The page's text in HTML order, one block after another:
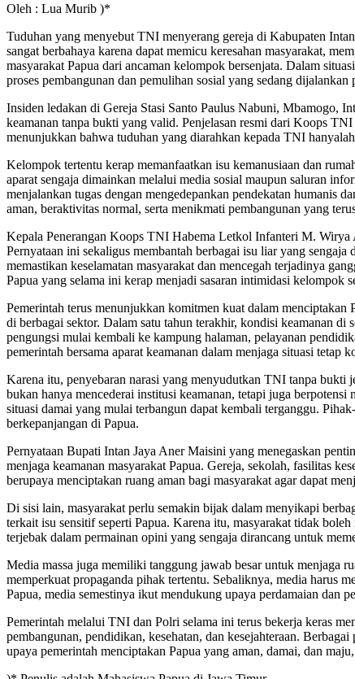
Oleh : Lua Murib )*
Tuduhan yang menyebut TNI menyerang gereja di Kabupaten
sangat berbahaya karena dapat memicu keresahan masyarakat,
masyarakat Papua dari ancaman kelompok bersenjata. Dalam
proses pembangunan dan pemulihan sosial yang sedang dijalankan
Insiden ledakan di Gereja Stasi Santo Paulus Nabuni, Mbamogo,
keamanan tanpa bukti yang valid. Penjelasan resmi dari Koops
menunjukkan bahwa tuduhan yang diarahkan kepada TNI
Kelompok tertentu kerap memanfaatkan isu kemanusiaan dan
aparat sengaja dimainkan melalui media sosial maupun saluran
menjalankan tugas dengan mengedepankan pendekatan humanis
aman, beraktivitas normal, serta menikmati pembangunan yang
Kepala Penerangan Koops TNI Habema Letkol Infanteri M. Wirya
Pernyataan ini sekaligus membantah berbagai isu liar yang
memastikan keselamatan masyarakat dan mencegah terjadinya
Papua yang selama ini kerap menjadi sasaran intimidasi kelompok
Pemerintah terus menunjukkan komitmen kuat dalam menciptakan
di berbagai sektor. Dalam satu tahun terakhir, kondisi keamanan
pengungsi mulai kembali ke kampung halaman, pelayanan
pemerintah bersama aparat keamanan dalam menjaga situasi tetap
Karena itu, penyebaran narasi yang menyudutkan TNI tanpa bukti
bukan hanya mencederai institusi keamanan, tetapi juga
situasi damai yang mulai terbangun dapat kembali terganggu.
berkepanjangan di Papua.
Pernyataan Bupati Intan Jaya Aner Maisini yang menegaskan
menjaga keamanan masyarakat Papua. Gereja, sekolah, fasilitas
berupaya menciptakan ruang aman bagi masyarakat agar dapat
Di sisi lain, masyarakat perlu semakin bijak dalam menyikapi
terkait isu sensitif seperti Papua. Karena itu, masyarakat tidak
terjebak dalam permainan opini yang sengaja dirancang untuk
Media massa juga memiliki tanggung jawab besar untuk menjaga
memperkuat propaganda pihak tertentu. Sebaliknya, media harus
Papua, media semestinya ikut mendukung upaya perdamaian dan
Pemerintah melalui TNI dan Polri selama ini terus bekerja keras
pembangunan, pendidikan, kesehatan, dan kesejahteraan.
upaya pemerintah menciptakan Papua yang aman, damai, dan